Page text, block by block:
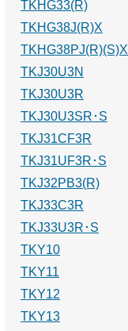
TKHG33(R)
TKHG38J(R)X
TKHG38PJ(R)(S)X
TKJ30U3N
TKJ30U3R
TKJ30U3SR･S
TKJ31CF3R
TKJ31UF3R･S
TKJ32PB3(R)
TKJ33C3R
TKJ33U3R･S
TKY10
TKY11
TKY12
TKY13